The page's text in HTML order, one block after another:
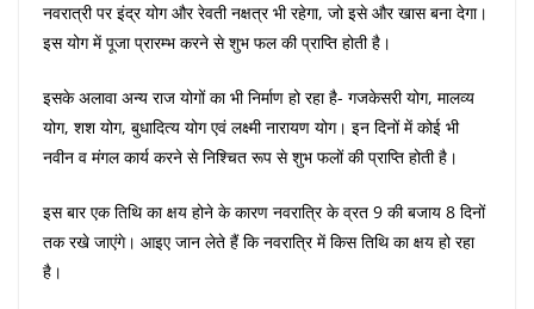
नवरात्री पर इंद्र योग और रेवती नक्षत्र भी रहेगा, जो इसे और खास बना देगा।
इस योग में पूजा प्रारम्भ करने से शुभ फल की प्राप्ति होती है।
इसके अलावा अन्य राज योगों का भी निर्माण हो रहा है- गजकेसरी योग, मालव्य
योग, शश योग, बुधादित्य योग एवं लक्ष्मी नारायण योग। इन दिनों में कोई भी
नवीन व मंगल कार्य करने से निश्चित रूप से शुभ फलों की प्राप्ति होती है।
इस बार एक तिथि का क्षय होने के कारण नवरात्रि के व्रत 9 की बजाय 8 दिनों
तक रखे जाएंगे। आइए जान लेते हैं कि नवरात्रि में किस तिथि का क्षय हो रहा
है।